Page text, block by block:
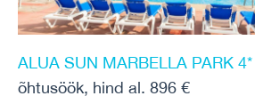
ALUA SUN MARBELLA PARK 4*
õhtusöök, hind al. 896 €